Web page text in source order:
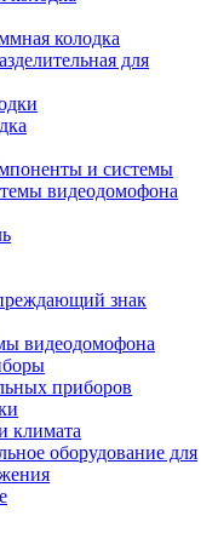
колодка
для
и системы
видеодомофона
знак
видеодомофона
приборов
климата
оборудование для